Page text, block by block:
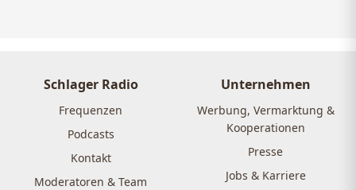
Schlager Radio
Frequenzen
Podcasts
Kontakt
Moderatoren & Team
Unternehmen
Werbung, Vermarktung &
Kooperationen
Presse
Jobs & Karriere